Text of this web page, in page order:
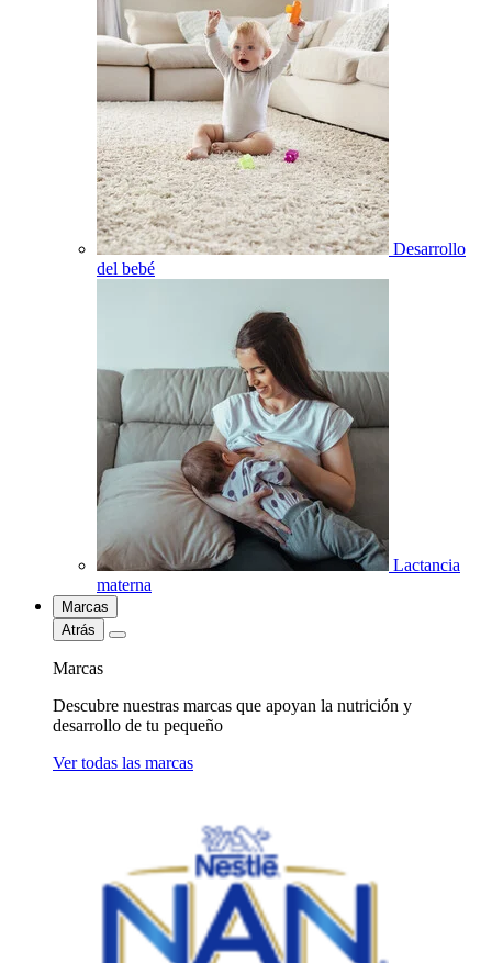
Desarrollo
del bebé
Lactancia
materna
Marcas
Atrás
Marcas
Descubre nuestras marcas que apoyan la nutrición y
desarrollo de tu pequeño
Ver todas las marcas